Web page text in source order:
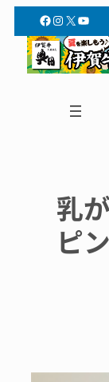
Facebook
Instagram
X
乳
ピ